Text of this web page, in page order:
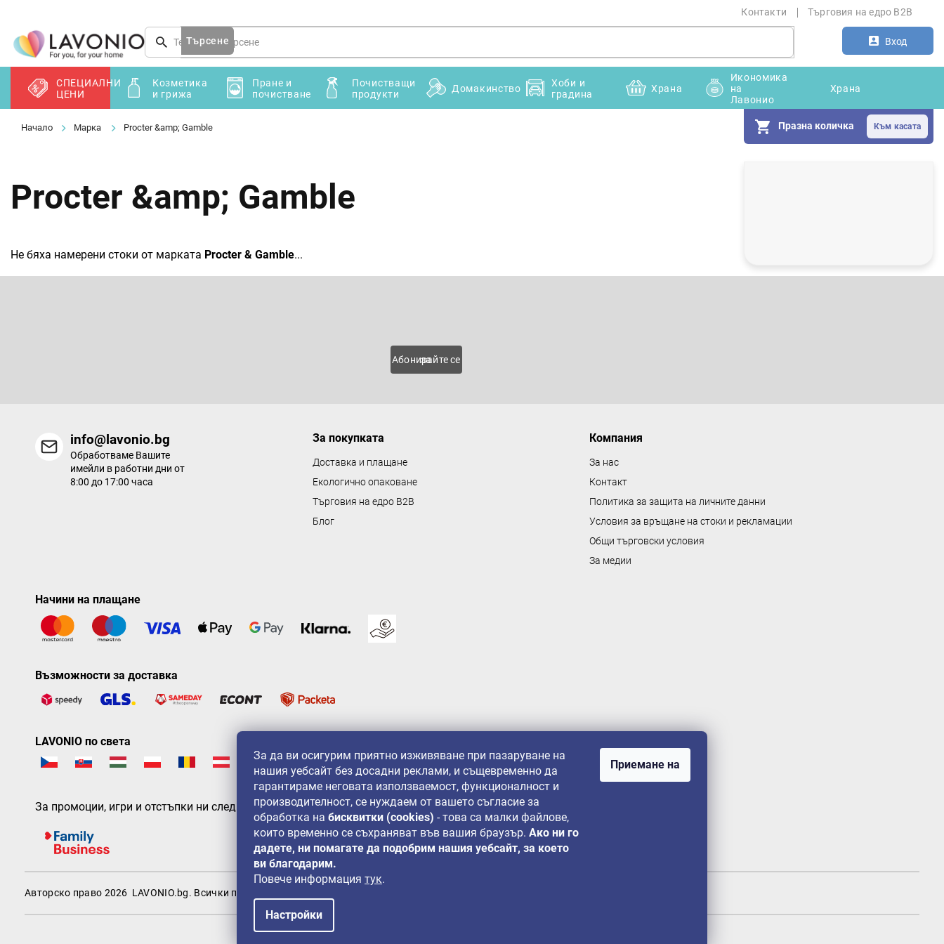
За да ви осигурим приятно изживяване при пазаруване на
нашия уебсайт без досадни реклами, и същевременно да
гарантираме неговата използваемост, функционалност и
производителност, се нуждаем от вашето съгласие за
обработка на бисквитки (cookies) - това са малки файлове,
които временно се съхраняват във вашия браузър. Ако ни го
дадете, ни помагате да подобрим нашия уебсайт, за което
ви благодарим.
Повече информация тук.
Настройки
Приемане на
съдържанието
Контакти Търговия на едро B2B
Вход
Търсене
Празна количка
СПЕЦИАЛНИ
ЦЕНИ
Козметика
и грижа
Пране и
почистване
Почистващи
продукти
Домакинство
Хоби и
градина
Храна
Икономика
на
Лавонио
Храна
Марка Procter &amp; Gamble
и
Procter &amp; Gamble
Не бяха намерени стоки от марката Procter & Gamble...
Абонирайте се за
info@lavonio.bg
Обработваме Вашите
имейли в работни дни от
8:00 до 17:00 часа
За покупката
Доставка и плащане
Екологично опаковане
Търговия на едро B2B
Блог
Компания
За нас
Контакт
Политика за защита на личните данни
Условия за връщане на стоки и рекламации
Общи търговски условия
За медии
Начини на плащане
Възможности за доставка
LAVONIO по света
За промоции, игри и отстъпки ни следвайте на:
Авторско право 2026 LAVONIO.bg. Всички права запазени.